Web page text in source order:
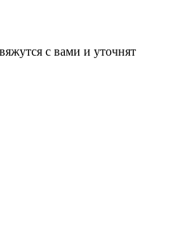
с вами и уточнят